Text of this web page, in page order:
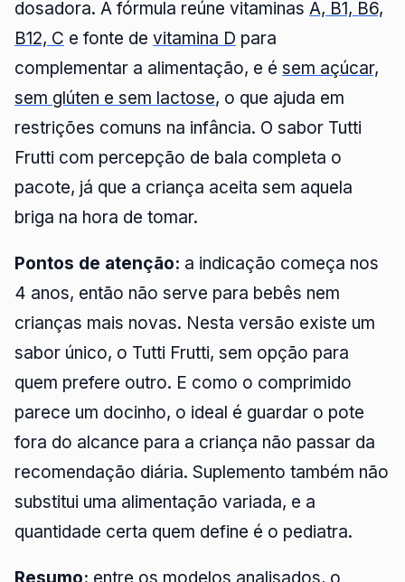
dosadora. A fórmula reúne vitaminas A, B1, B6,
B12, C e fonte de vitamina D para
complementar a alimentação, e é sem açúcar,
sem glúten e sem lactose, o que ajuda em
restrições comuns na infância. O sabor Tutti
Frutti com percepção de bala completa o
pacote, já que a criança aceita sem aquela
briga na hora de tomar.
Pontos de atenção: a indicação começa nos
4 anos, então não serve para bebês nem
crianças mais novas. Nesta versão existe um
sabor único, o Tutti Frutti, sem opção para
quem prefere outro. E como o comprimido
parece um docinho, o ideal é guardar o pote
fora do alcance para a criança não passar da
recomendação diária. Suplemento também não
substitui uma alimentação variada, e a
quantidade certa quem define é o pediatra.